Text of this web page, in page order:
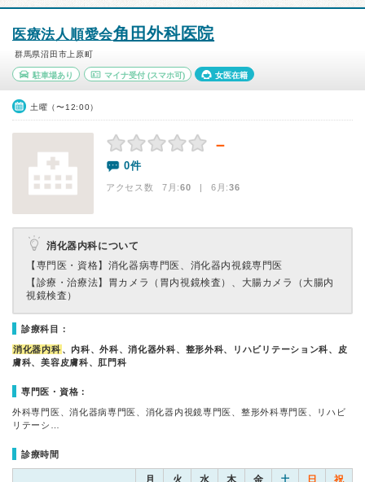
医療法人順愛会角田外科医院
群馬県沼田市上原町
駐車場あり マイナ受付(スマホ可) 女医在籍
土曜（〜12:00）
－
0件
アクセス数 7月:60 | 6月:36
消化器内科について
【専門医・資格】 消化器病専門医、消化器内視鏡専門医
【診療・治療法】 胃カメラ（胃内視鏡検査）、大腸カメラ（大腸内
視鏡検査）
診療科目：
消化器内科 、内科、外科、消化器外科、整形外科、リハビリテーション科、皮
膚科、美容皮膚科、肛門科
専門医・資格：
外科専門医、消化器病専門医、消化器内視鏡専門医、整形外科専門医、リハビ
リテーシ…
診療時間
月 火 水 木 金 土 日 祝